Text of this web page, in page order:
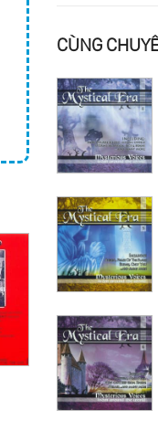
00:49:43
Du Hành Vũ Trụ -
Astral Voyage
CÙNG